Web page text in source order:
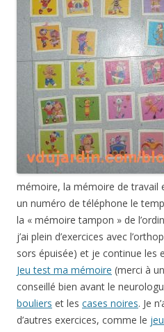
mémoire, la mémoire de travail
un numéro de téléphone le
la « mémoire tampon » de
j’ai plein d’exercices avec
sors épuisée) et je continue les
Jeu test ma mémoire (merci à
conseillé bien avant le
bouliers et les cases noires. Je
d’autres exercices, comme le